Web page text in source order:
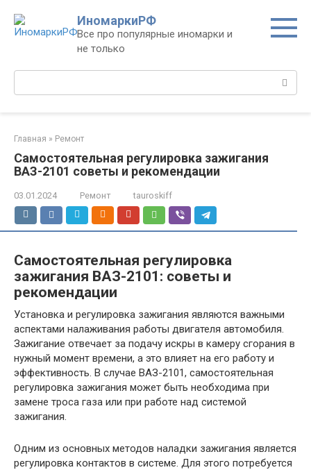
контенту
ИномаркиРФ
Все про популярные иномарки и
не только
Поиск:
Главная » Ремонт
Самостоятельная регулировка зажигания
ВАЗ-2101 советы и рекомендации
03.01.2024 Ремонт tauroskiff
Самостоятельная регулировка
зажигания ВАЗ-2101: советы и
рекомендации
Установка и регулировка зажигания являются важными
аспектами налаживания работы двигателя автомобиля.
Зажигание отвечает за подачу искры в камеру сгорания в
нужный момент времени, а это влияет на его работу и
эффективность. В случае ВАЗ-2101, самостоятельная
регулировка зажигания может быть необходима при
замене троса газа или при работе над системой
зажигания.
Одним из основных методов наладки зажигания является
регулировка контактов в системе. Для этого потребуется